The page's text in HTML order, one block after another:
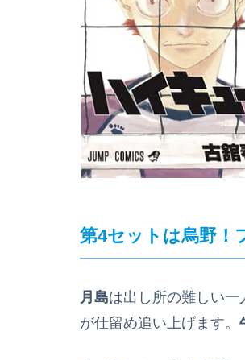
第4セットは烏野！
月島は出し所の難しい
が仕留め追い上げます。